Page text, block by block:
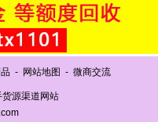
- 网站地图 - 微商交流
源渠道网站